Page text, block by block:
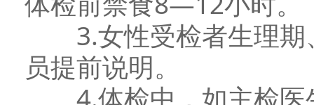
3.女性受检者生理期
员提前说明。
4.体检中，如主检医